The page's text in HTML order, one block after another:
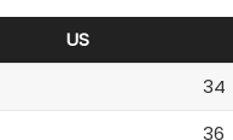
US
34
36